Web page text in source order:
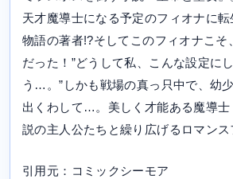
天才魔導士になる予定のフィオナに
物語の著者!?そしてこのフィオナこそ
だった！”どうして私、こんな設定に
う…。”しかも戦場の真っ只中で、幼
出くわして…。美しく才能ある魔導士
説の主人公たちと繰り広げるロマンス
引用元：コミックシーモア